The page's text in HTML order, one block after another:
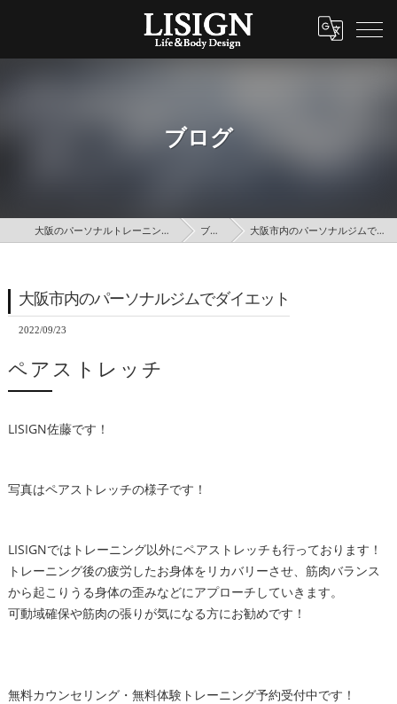
ブログ
大阪のパーソナルトレーニングはLISIGN ブログ 大阪市内のパーソナルジムでダイエット
大阪市内のパーソナルジムでダイエット
2022/09/23
ペアストレッチ
LISIGN佐藤です！
写真はペアストレッチの様子です！
LISIGNではトレーニング以外にペアストレッチも行っております！
トレーニング後の疲労したお身体をリカバリーさせ、筋肉バランス
から起こりうる身体の歪みなどにアプローチしていきます。
可動域確保や筋肉の張りが気になる方にお勧めです！
無料カウンセリング・無料体験トレーニング予約受付中です！